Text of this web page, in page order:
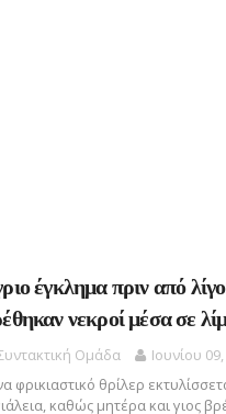
έγκλημα πριν από
νεκροί μέσα σε
Ομάδα
Ιουνίου
φρικιαστικό θρίλερ
καθώς μητέρα και γιος